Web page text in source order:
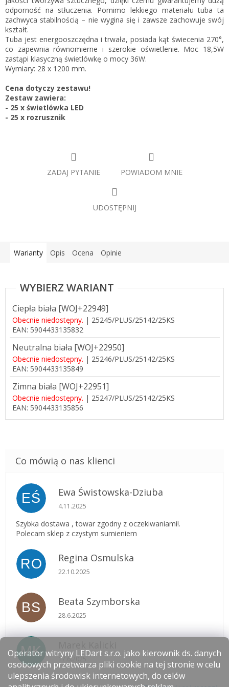
Operator witryny LEDart s.r.o. jako kierownik ds. danych
osobowych przetwarza pliki cookie na tej stronie w celu
ulepszenia środowisk internetowych, do celów
odporność na stłuczenia. Pomimo lekkiego materiału tuba ta
zachwyca stabilnością – nie wygina się i zawsze zachowuje swój
kształt.
Tuba jest energooszczędna i trwała, posiada kąt świecenia 270°,
co zapewnia równomierne i szerokie oświetlenie. Moc 18,5W
zastąpi klasyczną świetlówkę o mocy 36W.
Wymiary: 28 x 1200 mm.
Cena dotyczy zestawu!
Zestaw zawiera:
- 25 x świetlówka LED
- 25 x rozrusznik
ZADAJ PYTANIE POWIADOM MNIE
UDOSTĘPNIJ
Warianty Opis Ocena Opinie
Ciepła biała [WOJ+22949]
Obecnie niedostępny. | 25245/PLUS/25142/25KS
EAN: 5904433135832
Neutralna biała [WOJ+22950]
Obecnie niedostępny. | 25246/PLUS/25142/25KS
EAN: 5904433135849
Zimna biała [WOJ+22951]
Obecnie niedostępny. | 25247/PLUS/25142/25KS
EAN: 5904433135856
EŚ Ewa Świstowska-Dziuba
Ocena sklepu to 5 na 5 gwiazdek.
4.11.2025
Szybka dostawa , towar zgodny z oczekiwaniami!.
Polecam sklep z czystym sumieniem
RO Regina Osmulska
Ocena sklepu to 5 na 5 gwiazdek.
22.10.2025
BS Beata Szymborska
Ocena sklepu to 5 na 5 gwiazdek.
28.6.2025
MK Ocena sklepu to 5 na 5 gwiazdek.
17.6.2025